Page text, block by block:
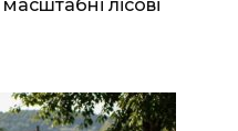
лісові